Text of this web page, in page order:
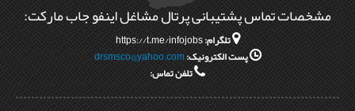
مشخصات تماس پشتیبانی پرتال مشاغل اینفو جاب مارکت:
تلگرام:https://t.me/infojobs
پست الکترونیک:drsmsco@yahoo.com
تلفن تماس: